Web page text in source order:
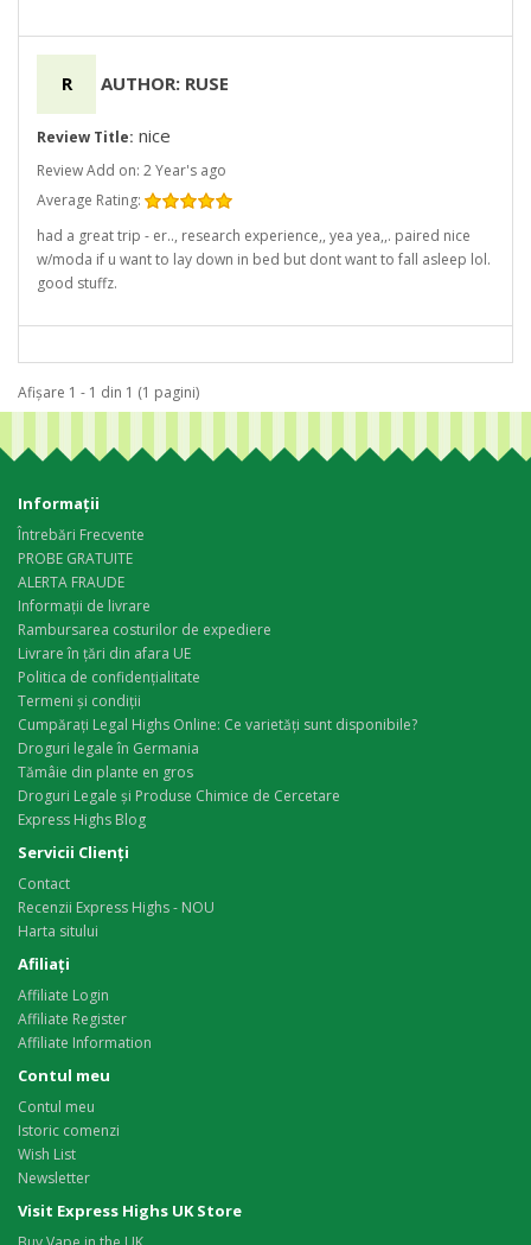
R AUTHOR: RUSE
Review Title: nice
Review Add on: 2 Year's ago
Average Rating:
had a great trip - er.., research experience,, yea yea,,. paired nice
w/moda if u want to lay down in bed but dont want to fall asleep lol.
good stuffz.
Afişare 1 - 1 din 1 (1 pagini)
Informaţii
Întrebări Frecvente
PROBE GRATUITE
ALERTA FRAUDE
Informații de livrare
Rambursarea costurilor de expediere
Livrare în țări din afara UE
Politica de confidențialitate
Termeni și condiții
Cumpărați Legal Highs Online: Ce varietăți sunt disponibile?
Droguri legale în Germania
Tămâie din plante en gros
Droguri Legale și Produse Chimice de Cercetare
Express Highs Blog
Servicii Clienţi
Contact
Recenzii Express Highs - NOU
Harta sitului
Afiliaţi
Affiliate Login
Affiliate Register
Affiliate Information
Contul meu
Contul meu
Istoric comenzi
Wish List
Newsletter
Visit Express Highs UK Store